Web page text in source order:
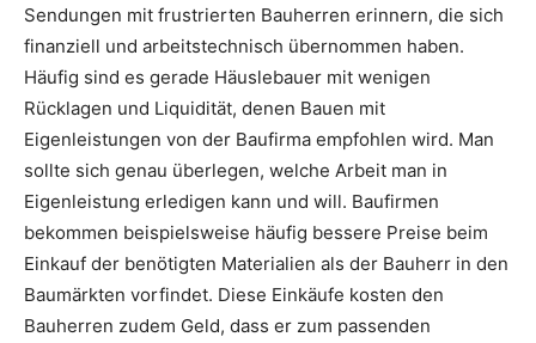
Sendungen mit frustrierten Bauherren erinnern, die sich
finanziell und arbeitstechnisch übernommen haben.
Häufig sind es gerade Häuslebauer mit wenigen
Rücklagen und Liquidität, denen Bauen mit
Eigenleistungen von der Baufirma empfohlen wird. Man
sollte sich genau überlegen, welche Arbeit man in
Eigenleistung erledigen kann und will. Baufirmen
bekommen beispielsweise häufig bessere Preise beim
Einkauf der benötigten Materialien als der Bauherr in den
Baumärkten vorfindet. Diese Einkäufe kosten den
Bauherren zudem Geld, dass er zum passenden